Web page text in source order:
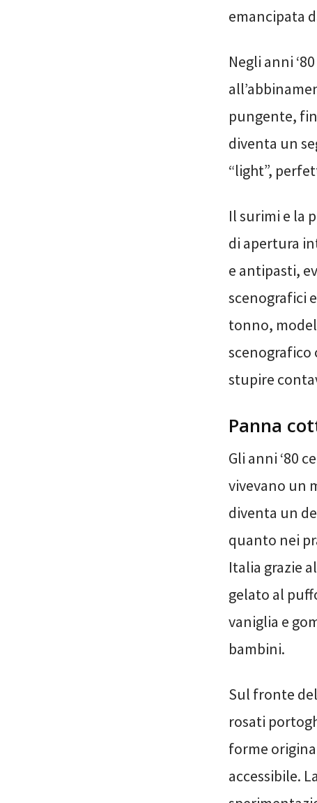
emancipata
Negli anni
pungente,
diventa un
“light”,
Il surimi e la
di apertura
e antipasti,
scenografici
tonno,
scenografico
stupire
Panna
Gli anni ‘80
vivevano un
diventa un
quanto nei
Italia grazie
gelato al
vaniglia e
bambini.
Sul fronte
rosati
forme
accessibile.